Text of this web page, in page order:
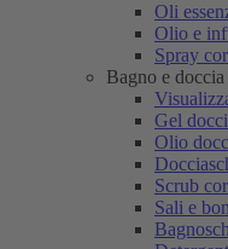
Oli
Olio e
Spray
Bagno e doccia
Gel
Olio
Scrub
Sali e